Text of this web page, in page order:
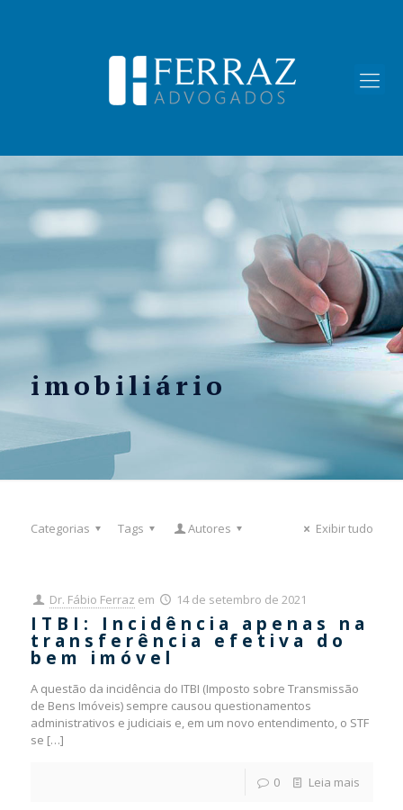
imobiliário
Categorias Tags Autores Exibir tudo
Dr. Fábio Ferraz em 14 de setembro de 2021
ITBI: Incidência apenas na
transferência efetiva do
bem imóvel
A questão da incidência do ITBI (Imposto sobre Transmissão
de Bens Imóveis) sempre causou questionamentos
administrativos e judiciais e, em um novo entendimento, o STF
se […]
0 Leia mais